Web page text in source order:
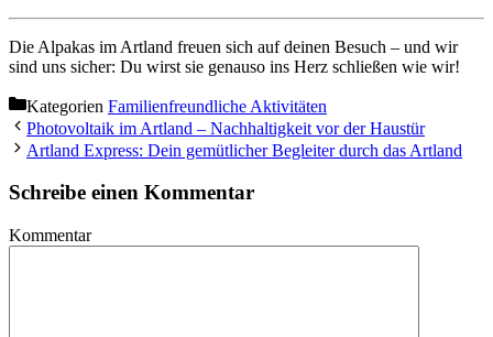
Die Alpakas im Artland freuen sich auf deinen Besuch – und wir
sind uns sicher: Du wirst sie genauso ins Herz schließen wie wir!
Kategorien Familienfreundliche Aktivitäten
Photovoltaik im Artland – Nachhaltigkeit vor der Haustür
Artland Express: Dein gemütlicher Begleiter durch das Artland
Schreibe einen Kommentar
Kommentar